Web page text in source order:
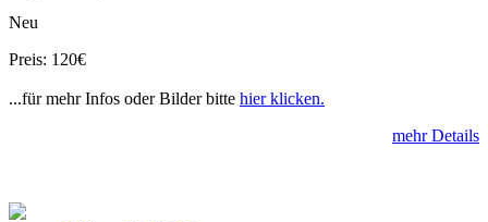
Neu
Preis: 120€
...für mehr Infos oder Bilder bitte hier klicken.
mehr Details